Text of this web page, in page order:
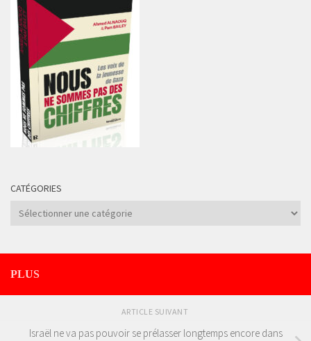
CATÉGORIES
Catégories
PLUS
ARTICLE SUIVANT
Israël ne va pas pouvoir se prélasser longtemps encore dans